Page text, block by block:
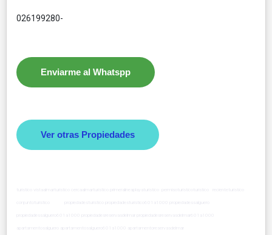
026199280-
Enviarme al Whatspp
Ver otras Propiedades